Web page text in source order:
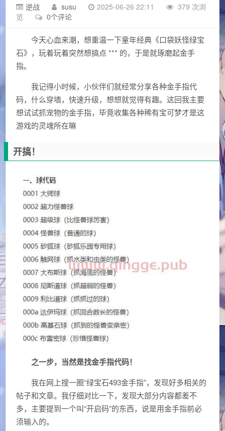
逆战 susu 2025-06-26 22:11
379 次浏
览
0个评论
今天心血来潮，想重温一下童年经典《口袋妖怪绿宝
石》，玩着玩着突然想搞点 *** 的，于是就琢磨起金手
指。
我记得小时候，小伙伴们就经常分享各种金手指代
码，什么穿墙，快速升级，想想就觉得有趣。这回我主要
想试试抓宠物的金手指，毕竟收集各种稀有宝可梦才是这
游戏的灵魂所在嘛
开搞！
之一步，当然是找金手指代码！
我在网上搜一圈“绿宝石493金手指”，发现好多相关的
帖子和文章。我仔细对比一下，发现大部分内容都差不
多，主要提到一个叫“开启码”的东西，说是用金手指前必
须输入的。